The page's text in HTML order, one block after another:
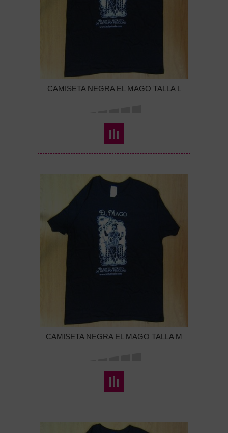
CAMISETA NEGRA EL MAGO TALLA L
CAMISETA NEGRA EL MAGO TALLA M